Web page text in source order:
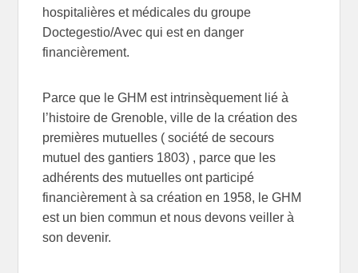
hospitalières et médicales du groupe
Doctegestio/Avec qui est en danger
financièrement.
Parce que le GHM est intrinsèquement lié à
l’histoire de Grenoble, ville de la création des
premières mutuelles ( société de secours
mutuel des gantiers 1803) , parce que les
adhérents des mutuelles ont participé
financièrement à sa création en 1958, le GHM
est un bien commun et nous devons veiller à
son devenir.